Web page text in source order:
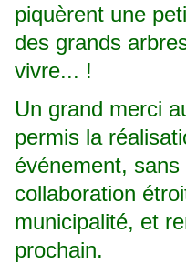
piquèrent une
des grands
vivre... !
Un grand merci
permis la
événement, sans
collaboration
municipalité, et
prochain.